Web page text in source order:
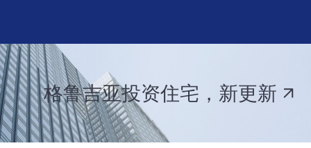
格鲁吉亚投资住宅，新更新